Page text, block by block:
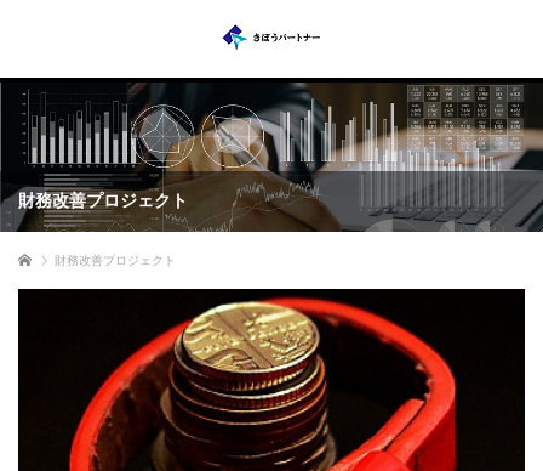
財務改善プロジェクト
ホーム 財務改善プロジェクト